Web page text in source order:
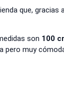
que,
son 100
pero muy